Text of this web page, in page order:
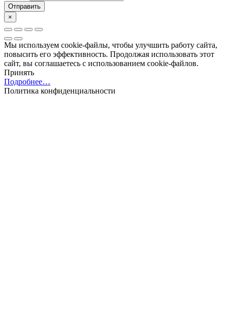
Отправить
×
Мы используем cookie-файлы, чтобы улучшить работу сайта,
повысить его эффективность. Продолжая использовать этот
сайт, вы соглашаетесь с использованием cookie-файлов.
Принять
Подробнее…
Политика конфиденциальности